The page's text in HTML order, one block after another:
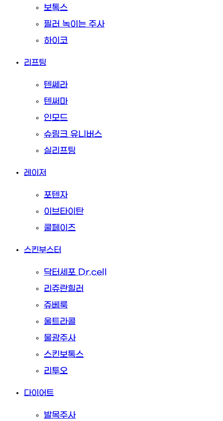
보톡스
필러 녹이는 주사
하이코
리프팅
텐쎄라
텐써마
인모드
슈링크 유니버스
실리프팅
레이저
포텐자
이브타이탄
쿨페이즈
스킨부스터
닥터세포 Dr.cell
리쥬란힐러
쥬베룩
울트라콜
물광주사
스킨보톡스
리투오
다이어트
발목주사